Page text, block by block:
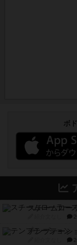
ボ
スチームロー
テンプテーシ